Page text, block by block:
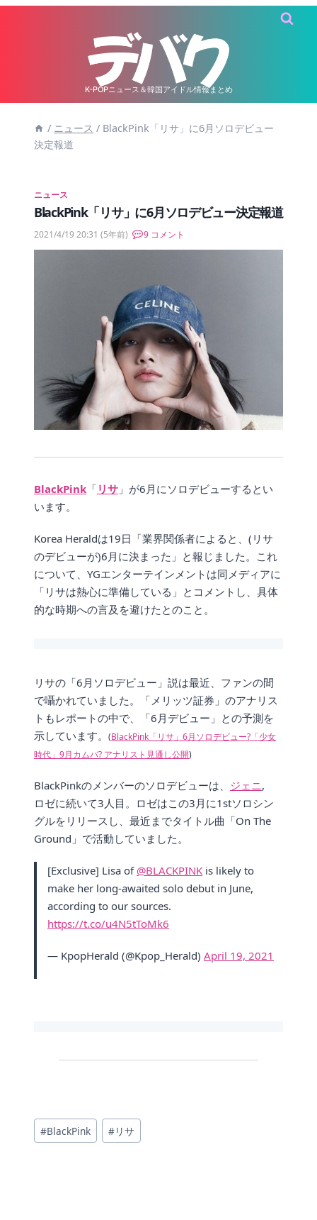
K-POPニュース＆韓国アイドル情報まとめ
/ ニュース / BlackPink「リサ」に6月ソロデビュー
決定報道
ニュース
BlackPink「リサ」に6月ソロデビュー決定報道
2021/4/19 20:31 (5年前) 9 コメント
BlackPink 「 リサ 」が6月にソロデビューするとい
います。
Korea Heraldは19日「業界関係者によると、(リサ
のデビューが)6月に決まった」と報じました。これ
について、YGエンターテインメントは同メディアに
「リサは熱心に準備している」とコメントし、具体
的な時期への言及を避けたとのこと。
リサの「6月ソロデビュー」説は最近、ファンの間
で囁かれていました。「メリッツ証券」のアナリス
トもレポートの中で、「6月デビュー」との予測を
示しています。 (BlackPink「リサ」6月ソロデビュー?「少女
時代」9月カムバ? アナリスト見通し公開)
BlackPinkのメンバーのソロデビューは、 ジェニ,
ロゼに続いて3人目。ロゼはこの3月に1stソロシン
グルをリリースし、最近までタイトル曲「On The
Ground」で活動していました。
[Exclusive] Lisa of @BLACKPINK is likely to
make her long-awaited solo debut in June,
according to our sources.
https://t.co/u4N5tToMk6
— KpopHerald (@Kpop_Herald) April 19, 2021
投
稿
#BlackPink #リサ